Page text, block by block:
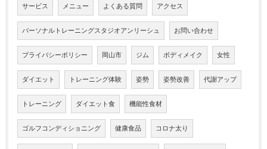
サービス メニュー よくある質問 アクセス
パーソナルトレーニングスタジオアンリーシュ お問い合わせ
プライバシーポリシー 岡山市 ジム ボディメイク 女性
ダイエット トレーニング体験 姿勢 姿勢改善 代謝アップ
トレーニング ダイエット食 機能性食材
ゴルフコンディショニング 健康食品 コロナ太り